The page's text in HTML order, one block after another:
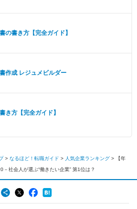
の書き方【完全ガイド】
作成 レジュメビルダー
き方【完全ガイド】
> なるほど！転職ガイド > 人気企業ランキング >
【年
社会人が選ぶ“働きたい企業” 第1位は？